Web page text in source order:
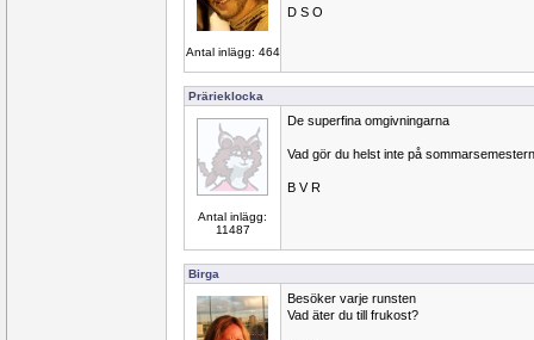
Antal inlägg: 464
D S O
Prärieklocka
Antal inlägg:
11487
De superfina omgivningarna
Vad gör du helst inte på
B V R
Birga
Besöker varje runsten
Vad äter du till frukost?